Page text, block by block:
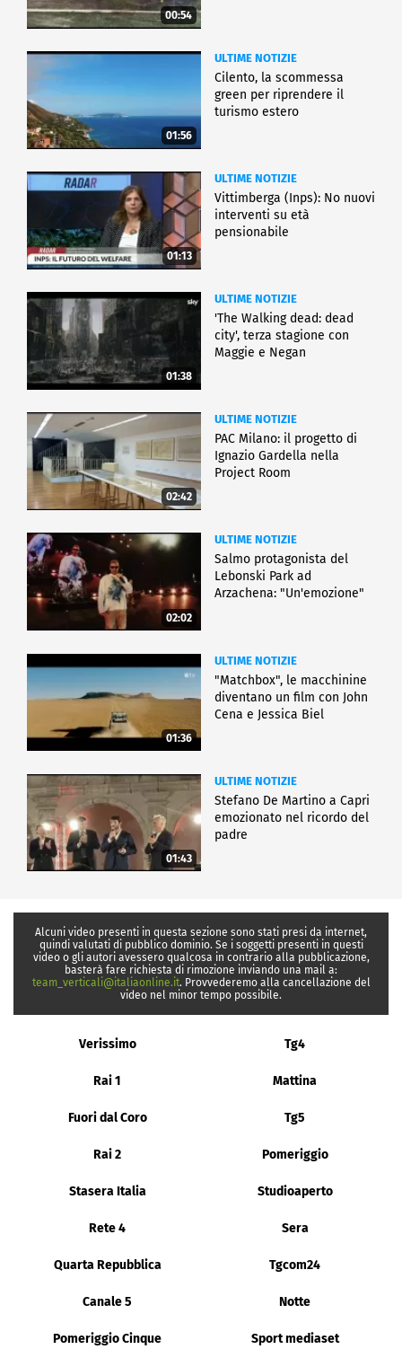
00:54
01:56
ULTIME NOTIZIE
Cilento, la scommessa
green per riprendere il
turismo estero
01:13
ULTIME NOTIZIE
Vittimberga (Inps): No nuovi
interventi su età
pensionabile
01:38
ULTIME NOTIZIE
'The Walking dead: dead
city', terza stagione con
Maggie e Negan
02:42
ULTIME NOTIZIE
PAC Milano: il progetto di
Ignazio Gardella nella
Project Room
02:02
ULTIME NOTIZIE
Salmo protagonista del
Lebonski Park ad
Arzachena: "Un'emozione"
01:36
ULTIME NOTIZIE
"Matchbox", le macchinine
diventano un film con John
Cena e Jessica Biel
01:43
ULTIME NOTIZIE
Stefano De Martino a Capri
emozionato nel ricordo del
padre
Alcuni video presenti in questa sezione sono stati presi da internet,
quindi valutati di pubblico dominio. Se i soggetti presenti in questi
video o gli autori avessero qualcosa in contrario alla pubblicazione,
basterà fare richiesta di rimozione inviando una mail a:
team_verticali@italiaonline.it. Provvederemo alla cancellazione del
video nel minor tempo possibile.
Verissimo Tg4
Rai 1 Mattina
Fuori dal Coro Tg5
Rai 2 Pomeriggio
Stasera Italia Studioaperto
Rete 4 Sera
Quarta Repubblica Tgcom24
Canale 5 Notte
Pomeriggio Cinque Sport mediaset